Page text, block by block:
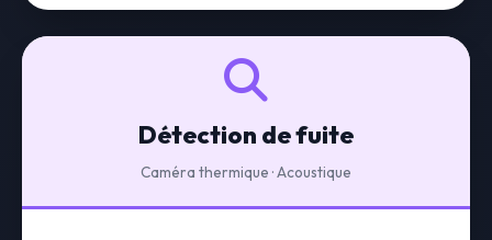
Détection de fuite
Caméra thermique · Acoustique